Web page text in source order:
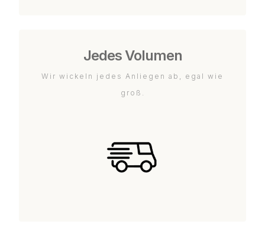
Jedes Volumen
Wir wickeln jedes Anliegen ab, egal wie
groß.